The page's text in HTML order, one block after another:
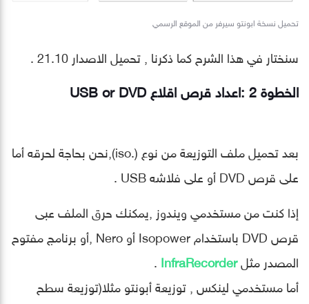
تحميل نسخة ابونتو سيرفر من الموقع الرسمي
سنختار في هذا الشرح كما ذكرنا , تحميل الاصدار 21.10 .
الخطوة 2 :اعداد قرص اقلاع USB or DVD
بعد تحميل ملف التوزيعة من نوع (.iso),نحن بحاجة لحرقه أما
على قرص DVD أو على فلاشه USB .
إذا كنت من مستخدمي ويندوز ,يمكنك حرق الملف عبى
قرص DVD باستخدام Isopower أو Nero ,أو برنامج مفتوح
المصدر مثلInfraRecorder
.
أما مستخدمي لينكس , توزيعة أبونتو مثلا(توزيعة سطح